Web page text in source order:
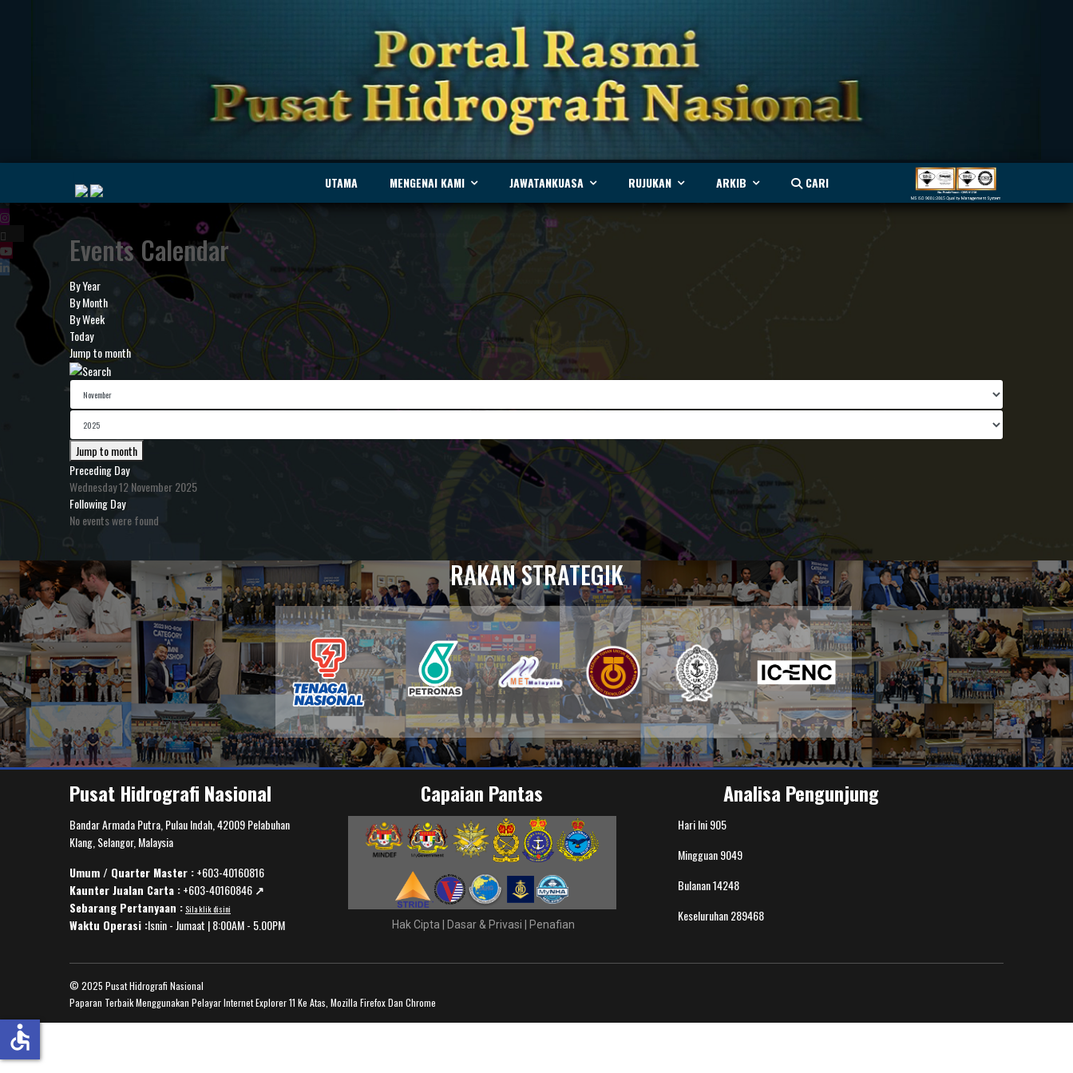
UTAMA MENGENAI KAMI JAWATANKUASA RUJUKAN ARKIB CARI
Events Calendar
By Year
By Month
By Week
Today
Jump to month
Jump to month
Preceding Day
Wednesday 12 November 2025
Following Day
No events were found
RAKAN STRATEGIK
Pusat Hidrografi Nasional
Bandar Armada Putra, Pulau Indah, 42009 Pelabuhan
Klang, Selangor, Malaysia
Umum / Quarter Master :+603-40160816
Kaunter Jualan Carta :+603-40160846 ↗️
Sebarang Pertanyaan : Sila klik disini
Waktu Operasi :Isnin - Jumaat | 8:00AM - 5.00PM
Capaian Pantas
Hak Cipta Dasar & Privasi Penafian
Analisa Pengunjung
Hari Ini905
Mingguan9049
Bulanan14248
Keseluruhan289468
© 2025 Pusat Hidrografi Nasional
Paparan Terbaik Menggunakan Pelayar Internet Explorer 11 Ke Atas, Mozilla Firefox Dan Chrome
..
MyMarine
Geohub
accessible